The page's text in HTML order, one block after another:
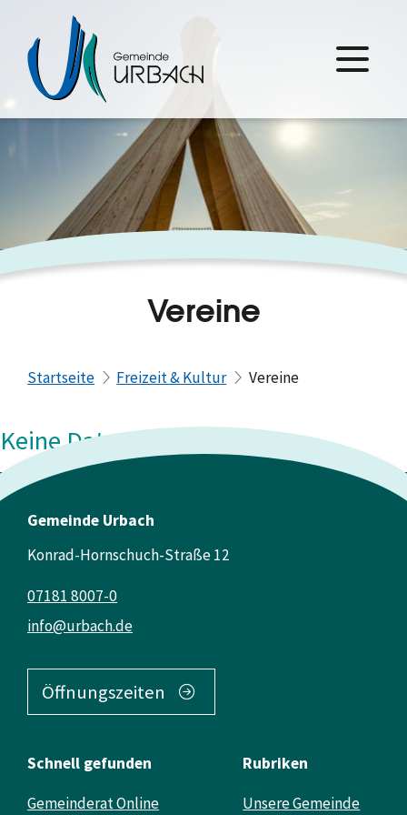
Vereine
Startseite Freizeit & Kultur Vereine
Keine Daten vorhanden
Gemeinde Urbach
Konrad-Hornschuch-Straße 12
info@urbach.de
07181 8007-0
Öffnungszeiten
Schnell gefunden
Gemeinderat Online
Rubriken
Unsere Gemeinde